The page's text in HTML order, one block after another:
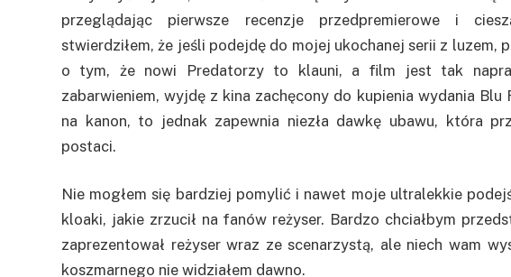
przeglądając pierwsze recenzje przedpremierowe i
stwierdziłem, że jeśli podejdę do mojej ukochanej serii z
o tym, że nowi Predatorzy to klauni, a film jest tak
zabarwieniem, wyjdę z kina zachęcony do kupienia wydania
na kanon, to jednak zapewnia niezła dawkę ubawu, która
postaci.
Nie mogłem się bardziej pomylić i nawet moje ultralekkie
kloaki, jakie zrzucił na fanów reżyser. Bardzo chciałbym
zaprezentował reżyser wraz ze scenarzystą, ale niech wam
koszmarnego nie widziałem dawno.